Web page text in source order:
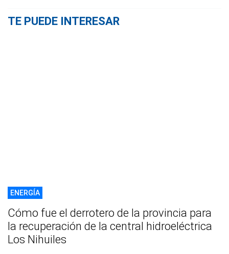
TE PUEDE INTERESAR
ENERGÍA
Cómo fue el derrotero de la provincia para
la recuperación de la central hidroeléctrica
Los Nihuiles